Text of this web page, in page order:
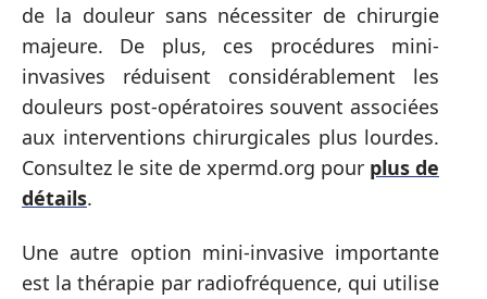
de la douleur sans nécessiter de chirurgie
majeure. De plus, ces procédures mini-
invasives réduisent considérablement les
douleurs post-opératoires souvent associées
aux interventions chirurgicales plus lourdes.
Consultez le site de xpermd.org pour plus de
détails.
Une autre option mini-invasive importante
est la thérapie par radiofréquence, qui utilise